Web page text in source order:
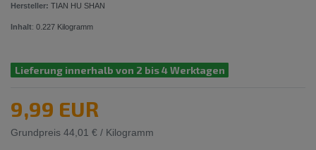
Hersteller: TIAN HU SHAN
Inhalt: 0.227 Kilogramm
Lieferung innerhalb von 2 bis 4 Werktagen
9,99 EUR
Grundpreis 44,01 € / Kilogramm